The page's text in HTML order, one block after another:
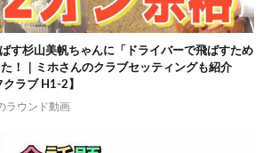
す杉山美帆ちゃんに「ドライバーで飛ばすため
！｜ミホさんのクラブセッティングも紹介
クラブ H1-2】
ラウンド動画